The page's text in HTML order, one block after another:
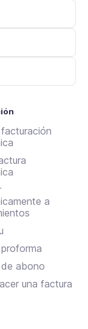
a
abono
una factura